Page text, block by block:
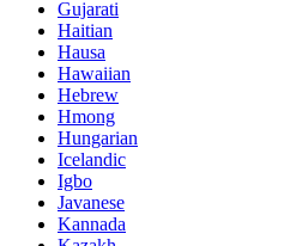
Gujarati
Haitian
Hausa
Hawaiian
Hebrew
Hmong
Hungarian
Icelandic
Igbo
Javanese
Kannada